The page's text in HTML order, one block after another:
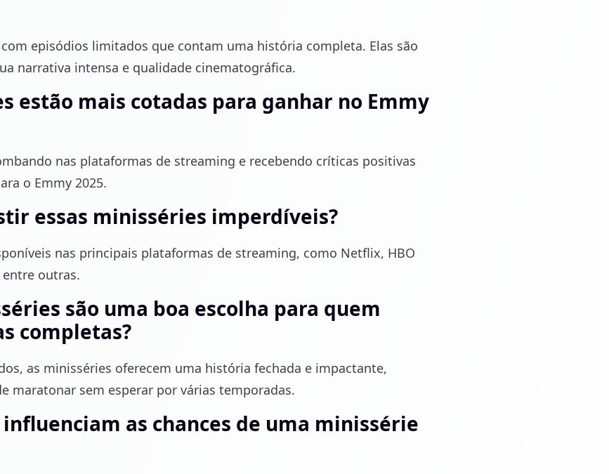
episódios limitados que contam uma história completa. Elas são
narrativa intensa e qualidade cinematográfica.
estão mais cotadas para ganhar no Emmy
nas plataformas de streaming e recebendo críticas positivas
o Emmy 2025.
essas minisséries imperdíveis?
nas principais plataformas de streaming, como Netflix, HBO
entre outras.
são uma boa escolha para quem
completas?
as minisséries oferecem uma história fechada e impactante,
maratonar sem esperar por várias temporadas.
as chances de uma minissérie